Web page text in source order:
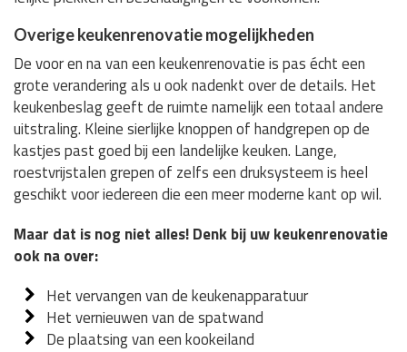
Overige keukenrenovatie mogelijkheden
De voor en na van een keukenrenovatie is pas écht een
grote verandering als u ook nadenkt over de details. Het
keukenbeslag geeft de ruimte namelijk een totaal andere
uitstraling. Kleine sierlijke knoppen of handgrepen op de
kastjes past goed bij een landelijke keuken. Lange,
roestvrijstalen grepen of zelfs een druksysteem is heel
geschikt voor iedereen die een meer moderne kant op wil.
Maar dat is nog niet alles! Denk bij uw keukenrenovatie
ook na over:
Het vervangen van de keukenapparatuur
Het vernieuwen van de spatwand
De plaatsing van een kookeiland